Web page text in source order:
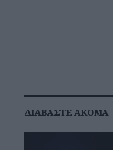
ΔΙΑΒΆΣΤΕ ΑΚΌΜΑ